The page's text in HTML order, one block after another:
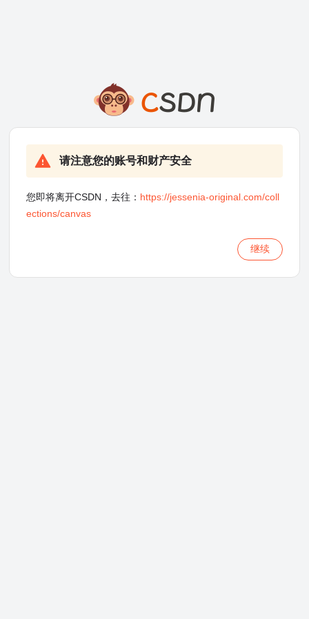
请注意您的账号和财产安全
您即将离开CSDN，去往： https://jessenia-original.com/coll
ections/canvas
继续